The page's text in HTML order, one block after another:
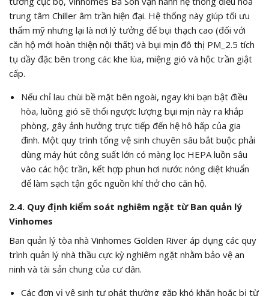
trung tâm Chiller âm trần hiện đại. Hệ thống này giúp tối ưu
thẩm mỹ nhưng lại là nơi lý tưởng để bụi thạch cao (đối với
căn hộ mới hoàn thiện nội thất) và bụi mịn đô thị PM_2.5 tích
tụ dầy đặc bên trong các khe lùa, miệng gió và hộc trần giật
cấp.
Nếu chỉ lau chùi bề mặt bên ngoài, ngay khi bạn bật điều
hòa, luồng gió sẽ thổi ngược lượng bụi mịn này ra khắp
phòng, gây ảnh hưởng trực tiếp đến hệ hô hấp của gia
đình. Một quy trình tổng vệ sinh chuyên sâu bắt buộc phải
dùng máy hút công suất lớn có màng lọc HEPA luồn sâu
vào các hộc trần, kết hợp phun hơi nước nóng diệt khuẩn
để làm sạch tận gốc nguồn khí thở cho căn hộ.
2.4. Quy định kiểm soát nghiêm ngặt từ Ban quản lý
Vinhomes
Ban quản lý tòa nhà Vinhomes Golden River áp dụng các quy
trình quản lý nhà thầu cực kỳ nghiêm ngặt nhằm bảo vệ an
ninh và tài sản chung của cư dân.
Các đơn vị vệ sinh tự phát thường gặp khó khăn hoặc bị từ